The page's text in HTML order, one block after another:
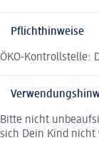
Pflichthinweise
ÖKO-Kontrollstelle:
Bitte nicht
sich Dein Kind nicht